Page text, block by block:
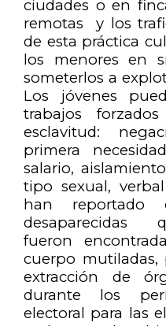
ciudades o en
remotas y los
de esta práctica
los menores en
someterlos a
Los jóvenes
trabajos
esclavitud:
primera
salario,
tipo sexual,
han reportado
desaparecidas
fueron
cuerpo mutiladas,
extracción de
durante los
electoral para las